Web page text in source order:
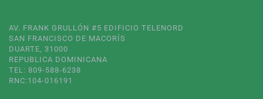
AV. FRANK GRULLÓN #5 EDIFICIO TELENORD
SAN FRANCISCO DE MACORÍS
DUARTE, 31000
REPUBLICA DOMINICANA
TEL: 809-588-6238
RNC:104-016191